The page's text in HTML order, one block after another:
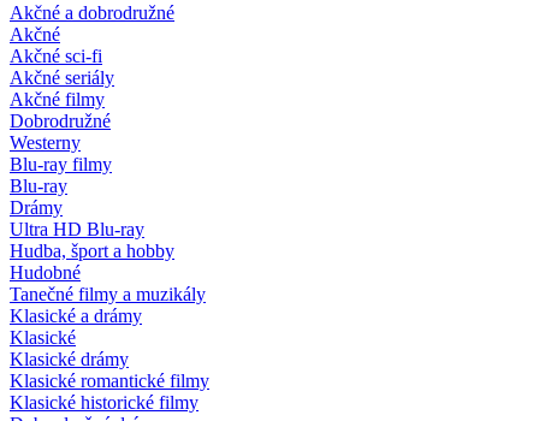
Akčné a dobrodružné
Akčné
Akčné sci-fi
Akčné seriály
Akčné filmy
Dobrodružné
Westerny
Blu-ray filmy
Blu-ray
Drámy
Ultra HD Blu-ray
Hudba, šport a hobby
Hudobné
Tanečné filmy a muzikály
Klasické a drámy
Klasické
Klasické drámy
Klasické romantické filmy
Klasické historické filmy